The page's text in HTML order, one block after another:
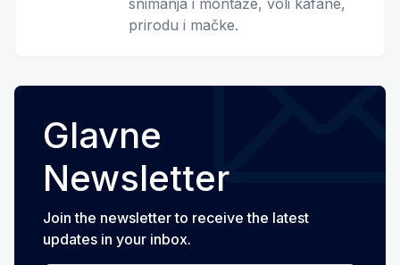
snimanja i montaže, voli kafane,
prirodu i mačke.
Glavne
Newsletter
Join the newsletter to receive the latest
updates in your inbox.